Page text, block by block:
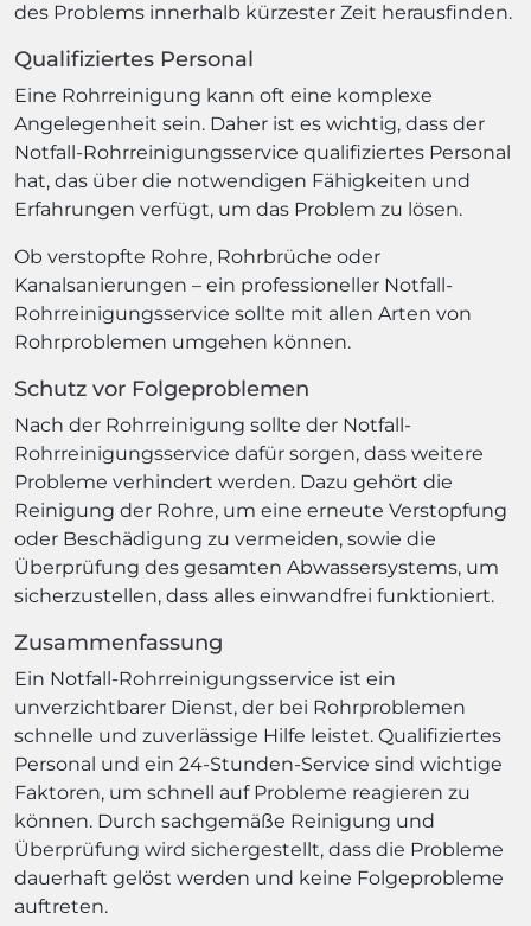
des Problems innerhalb kürzester Zeit herausfinden.
Qualifiziertes Personal
Eine Rohrreinigung kann oft eine komplexe
Angelegenheit sein. Daher ist es wichtig, dass der
Notfall-Rohrreinigungsservice qualifiziertes Personal
hat, das über die notwendigen Fähigkeiten und
Erfahrungen verfügt, um das Problem zu lösen.
Ob verstopfte Rohre, Rohrbrüche oder
Kanalsanierungen – ein professioneller Notfall-
Rohrreinigungsservice sollte mit allen Arten von
Rohrproblemen umgehen können.
Schutz vor Folgeproblemen
Nach der Rohrreinigung sollte der Notfall-
Rohrreinigungsservice dafür sorgen, dass weitere
Probleme verhindert werden. Dazu gehört die
Reinigung der Rohre, um eine erneute Verstopfung
oder Beschädigung zu vermeiden, sowie die
Überprüfung des gesamten Abwassersystems, um
sicherzustellen, dass alles einwandfrei funktioniert.
Zusammenfassung
Ein Notfall-Rohrreinigungsservice ist ein
unverzichtbarer Dienst, der bei Rohrproblemen
schnelle und zuverlässige Hilfe leistet. Qualifiziertes
Personal und ein 24-Stunden-Service sind wichtige
Faktoren, um schnell auf Probleme reagieren zu
können. Durch sachgemäße Reinigung und
Überprüfung wird sichergestellt, dass die Probleme
dauerhaft gelöst werden und keine Folgeprobleme
auftreten.